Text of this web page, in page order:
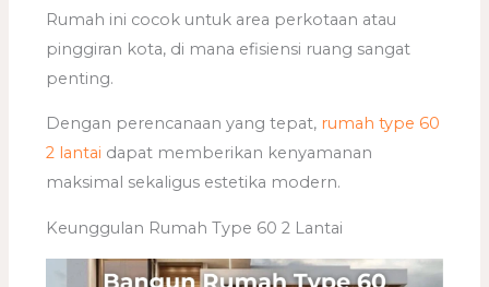
Rumah ini cocok untuk area perkotaan atau
pinggiran kota, di mana efisiensi ruang sangat
penting.
Dengan perencanaan yang tepat, rumah type 60
2 lantai dapat memberikan kenyamanan
maksimal sekaligus estetika modern.
Keunggulan Rumah Type 60 2 Lantai